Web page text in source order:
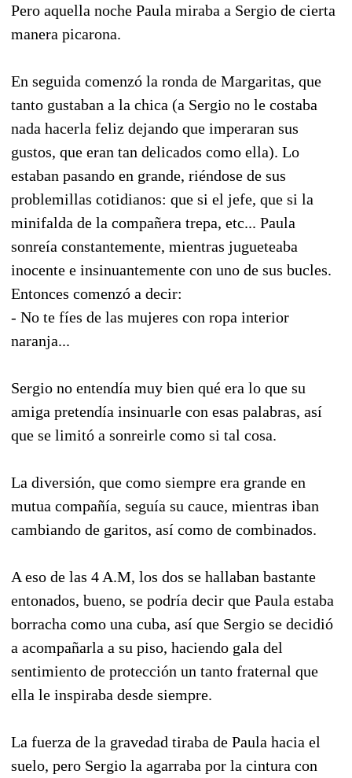
Pero aquella noche Paula miraba a Sergio de cierta
manera picarona.
En seguida comenzó la ronda de Margaritas, que
tanto gustaban a la chica (a Sergio no le costaba
nada hacerla feliz dejando que imperaran sus
gustos, que eran tan delicados como ella). Lo
estaban pasando en grande, riéndose de sus
problemillas cotidianos: que si el jefe, que si la
minifalda de la compañera trepa, etc... Paula
sonreía constantemente, mientras jugueteaba
inocente e insinuantemente con uno de sus bucles.
Entonces comenzó a decir:
- No te fíes de las mujeres con ropa interior
naranja...
Sergio no entendía muy bien qué era lo que su
amiga pretendía insinuarle con esas palabras, así
que se limitó a sonreirle como si tal cosa.
La diversión, que como siempre era grande en
mutua compañía, seguía su cauce, mientras iban
cambiando de garitos, así como de combinados.
A eso de las 4 A.M, los dos se hallaban bastante
entonados, bueno, se podría decir que Paula estaba
borracha como una cuba, así que Sergio se decidió
a acompañarla a su piso, haciendo gala del
sentimiento de protección un tanto fraternal que
ella le inspiraba desde siempre.
La fuerza de la gravedad tiraba de Paula hacia el
suelo, pero Sergio la agarraba por la cintura con